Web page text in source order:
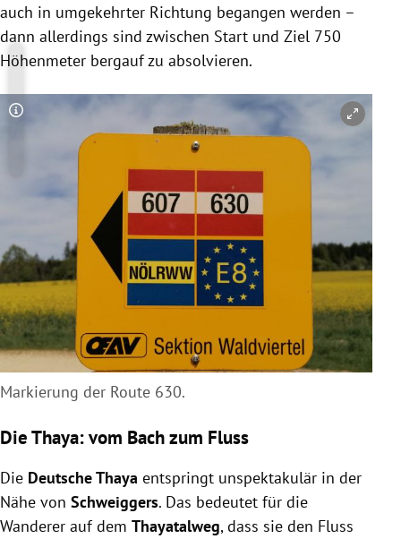
auch in umgekehrter Richtung begangen werden –
dann allerdings sind zwischen Start und Ziel 750
Höhenmeter bergauf zu absolvieren.
Copyright-Hinweis öffnen/schließen
Markierung der Route 630.
Die Thaya: vom Bach zum Fluss
Die Deutsche Thaya entspringt unspektakulär in der
Nähe von Schweiggers. Das bedeutet für die
Wanderer auf dem Thayatalweg, dass sie den Fluss